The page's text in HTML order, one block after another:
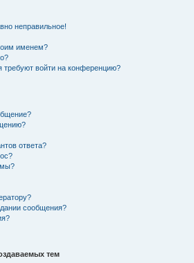
неправильное!
именем?
требуют войти на конференцию?
ответа?
сообщения?
тем